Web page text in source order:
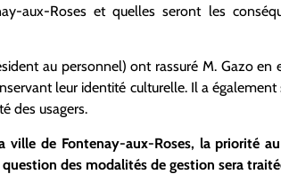
aux-Roses et quelles seront les
au personnel) ont rassuré M. Gazo
leur identité culturelle. Il a
des usagers.
ville de Fontenay-aux-Roses, la priorité
des modalités de gestion sera